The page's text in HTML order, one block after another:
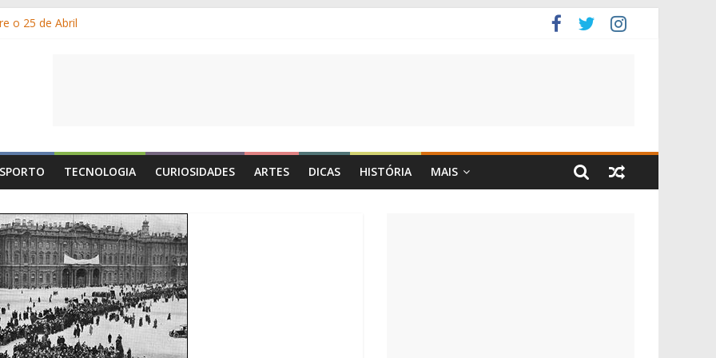
o 25 de Abril
Maio é o Dia do Trabalhador?
TECNOLOGIA CURIOSIDADES ARTES DICAS HISTÓRIA MAIS